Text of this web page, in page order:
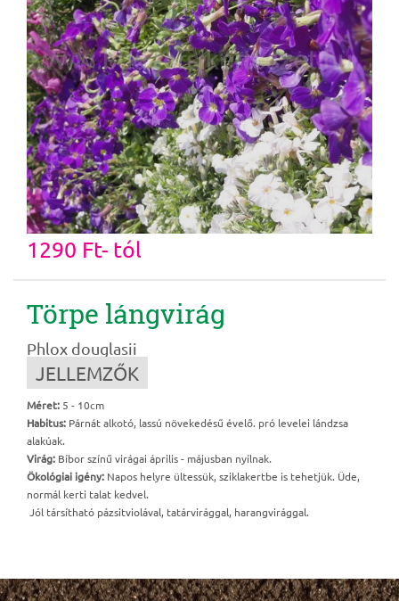
1290 Ft- tól
Törpe lángvirág
Phlox douglasii
JELLEMZŐK
Méret: 5 - 10cm
Habitus: Párnát alkotó, lassú növekedésű évelő. pró levelei lándzsa
alakúak.
Virág: Bíbor színű virágai április - májusban nyílnak.
Ökológiai igény: Napos helyre ültessük, sziklakertbe is tehetjük. Üde,
normál kerti talat kedvel.
Jól társítható pázsitviolával, tatárvirággal, harangvirággal.